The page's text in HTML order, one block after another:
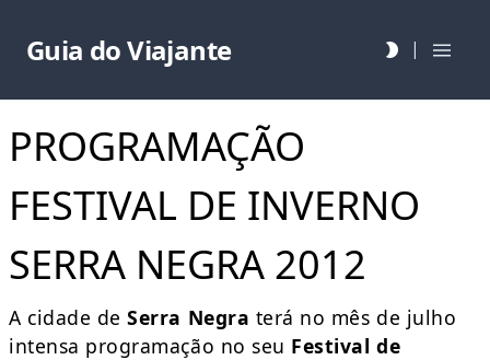
Guia do Viajante |
PROGRAMAÇÃO
FESTIVAL DE INVERNO
SERRA NEGRA 2012
A cidade deSerra Negra terá no mês de julho
intensa programação no seu Festival de